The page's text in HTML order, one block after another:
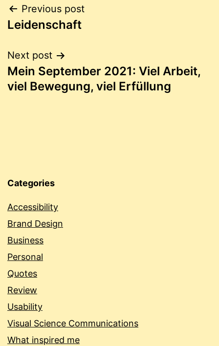
Post
navigation
Previous post
Leidenschaft
Next post
Mein September 2021: Viel Arbeit,
viel Bewegung, viel Erfüllung
Categories
Accessibility
Brand Design
Business
Personal
Quotes
Review
Usability
Visual Science Communications
What inspired me